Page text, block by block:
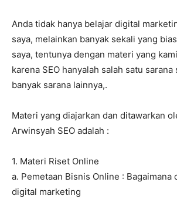
Anda tidak hanya belajar digital
saya, melainkan banyak sekali yang
saya, tentunya dengan materi yang
karena SEO hanyalah salah satu sarana
banyak sarana lainnya,.
Materi yang diajarkan dan ditawarkan
Arwinsyah SEO adalah :
1. Materi Riset Online
a. Pemetaan Bisnis Online : Bagaimana
digital marketing